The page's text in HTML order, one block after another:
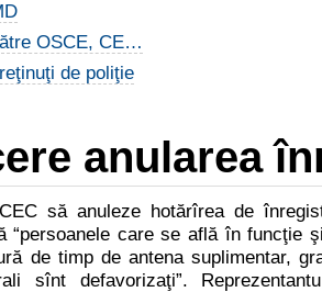
OSCE, CE…
de poliţie
anularea
să anuleze hotărîrea de
“persoanele care se află în funcţie
de timp de antena suplimentar,
sînt defavorizaţi”.